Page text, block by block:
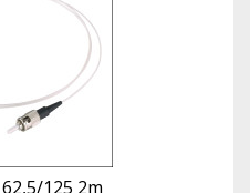
125 2m